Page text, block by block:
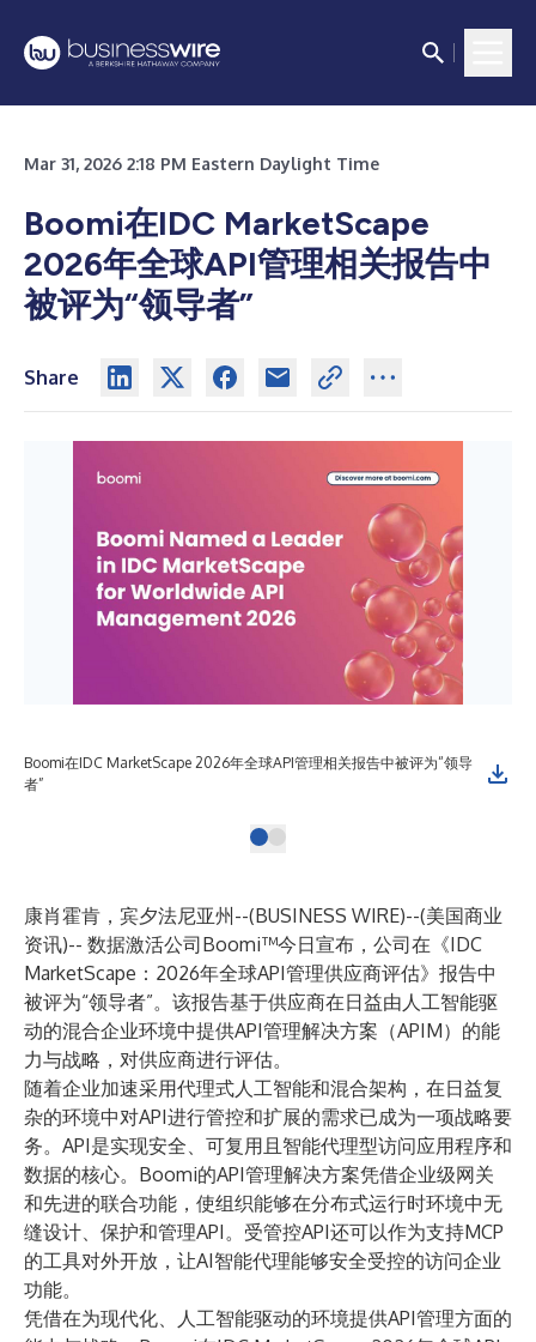
Mar 31, 2026 2:18 PM Eastern Daylight Time
Boomi在IDC MarketScape
2026年全球API管理相关报告中
被评为“领导者”
Share
Boomi在IDC MarketScape 2026年全球API管理相关报告中被评为“领导
者”
康肖霍肯，宾夕法尼亚州--(BUSINESS WIRE)--(美国商业
资讯)-- 数据激活公司Boomi™今日宣布，公司在《IDC
MarketScape：2026年全球API管理供应商评估》报告中
被评为“领导者”。该报告基于供应商在日益由人工智能驱
动的混合企业环境中提供API管理解决方案（APIM）的能
力与战略，对供应商进行评估。
随着企业加速采用代理式人工智能和混合架构，在日益复
杂的环境中对API进行管控和扩展的需求已成为一项战略要
务。API是实现安全、可复用且智能代理型访问应用程序和
数据的核心。Boomi的API管理解决方案凭借企业级网关
和先进的联合功能，使组织能够在分布式运行时环境中无
缝设计、保护和管理API。受管控API还可以作为支持MCP
的工具对外开放，让AI智能代理能够安全受控的访问企业
功能。
凭借在为现代化、人工智能驱动的环境提供API管理方面的